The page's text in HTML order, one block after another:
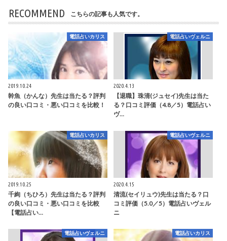
RECOMMEND こちらの記事も人気です。
電話占いカリス
2019.10.24
幹魚（かんな）先生は当たる？評判
の良い口コミ・悪い口コミを比較！
電話占いヴェルニ
2020.4.13
【退職】珠清(ジュセイ)先生は当た
る？口コミ評価（4.8／5）電話占い
ヴ…
電話占いカリス
2019.10.25
千絢（ちひろ）先生は当たる？評判
の良い口コミ・悪い口コミを比較
【電話占い…
電話占いヴェルニ
2020.4.15
清流(セイリュウ)先生は当たる？口
コミ評価（5.0／5）電話占いヴェル
ニ
電話占いヴェルニ 電話占いカリス